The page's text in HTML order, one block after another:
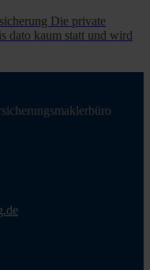
Die private
dato kaum statt und wird